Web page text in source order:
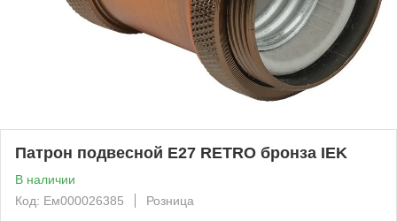
Патрон подвесной Е27 RETRO бронза IEK
В наличии
Код: Ем000026385
Розница